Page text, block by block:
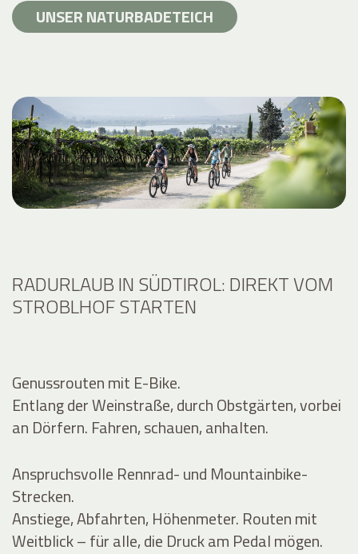
UNSER NATURBADETEICH
RADURLAUB IN SÜDTIROL: DIREKT VOM
STROBLHOF STARTEN
Genussrouten mit E-Bike.
Entlang der Weinstraße, durch Obstgärten, vorbei
an Dörfern. Fahren, schauen, anhalten.
Anspruchsvolle Rennrad- und Mountainbike-
Strecken.
Anstiege, Abfahrten, Höhenmeter. Routen mit
Weitblick – für alle, die Druck am Pedal mögen.